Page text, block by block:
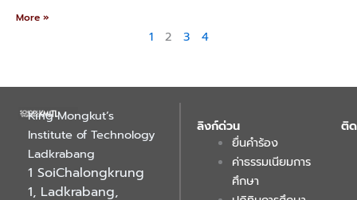
More »
1 2 3 4
King Mongkut’s
Institute of Technology
Ladkrabang
1 SoiChalongkrung
1, Ladkrabang,
ลิงก์ด่วน
ยื่นคำร้อง
ค่าธรรมเนียมการ
ศึกษา
ติ